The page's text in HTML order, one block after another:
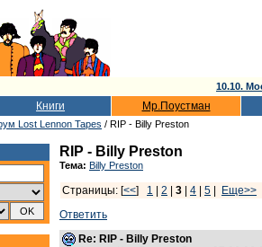
10.10.
Книги Мр.Поустман
Lost Lennon Tapes / RIP - Billy Preston
RIP - Billy Preston
Тема: Billy Preston
Страницы: [<<] 1 2 3 4 5
Еще>>
Ответить
Re: RIP - Billy Preston